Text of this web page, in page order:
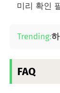
미리 확인
Trending:
FAQ